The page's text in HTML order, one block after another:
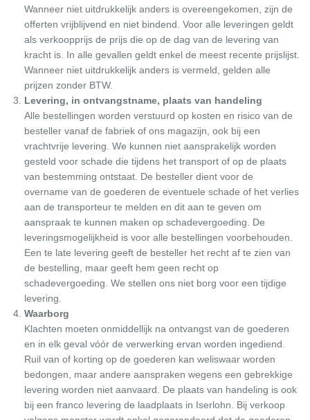
Wanneer niet uitdrukkelijk anders is overeengekomen, zijn de
offerten vrijblijvend en niet bindend. Voor alle leveringen geldt
als verkoopprijs de prijs die op de dag van de levering van
kracht is. In alle gevallen geldt enkel de meest recente prijslijst.
Wanneer niet uitdrukkelijk anders is vermeld, gelden alle
prijzen zonder BTW.
Levering, in ontvangstname, plaats van handeling
Alle bestellingen worden verstuurd op kosten en risico van de
besteller vanaf de fabriek of ons magazijn, ook bij een
vrachtvrije levering. We kunnen niet aansprakelijk worden
gesteld voor schade die tijdens het transport of op de plaats
van bestemming ontstaat. De besteller dient voor de
overname van de goederen de eventuele schade of het verlies
aan de transporteur te melden en dit aan te geven om
aanspraak te kunnen maken op schadevergoeding. De
leveringsmogelijkheid is voor alle bestellingen voorbehouden.
Een te late levering geeft de besteller het recht af te zien van
de bestelling, maar geeft hem geen recht op
schadevergoeding. We stellen ons niet borg voor een tijdige
levering.
Waarborg
Klachten moeten onmiddellijk na ontvangst van de goederen
en in elk geval vóór de verwerking ervan worden ingediend.
Ruil van of korting op de goederen kan weliswaar worden
bedongen, maar andere aanspraken wegens een gebrekkige
levering worden niet aanvaard. De plaats van handeling is ook
bij een franco levering de laadplaats in Iserlohn. Bij verkoop